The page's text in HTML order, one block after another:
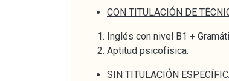
CON TITULACIÓN DE
Inglés con nivel B1 +
Aptitud psicofísica.
SIN TITULACIÓN